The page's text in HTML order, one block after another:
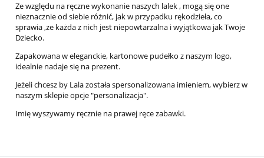
Ze względu na ręczne wykonanie naszych lalek , mogą się one
nieznacznie od siebie różnić, jak w przypadku rękodzieła, co
sprawia ,ze każda z nich jest niepowtarzalna i wyjątkowa jak Twoje
Dziecko.
Zapakowana w eleganckie, kartonowe pudełko z naszym logo,
idealnie nadaje się na prezent.
Jeżeli chcesz by Lala została spersonalizowana imieniem, wybierz w
naszym sklepie opcje "personalizacja".
Imię wyszywamy ręcznie na prawej ręce zabawki.